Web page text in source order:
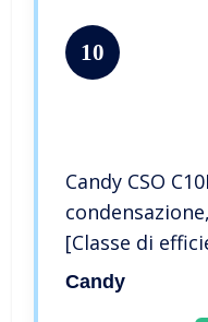
10
Candy CSO
[Classe di
Candy